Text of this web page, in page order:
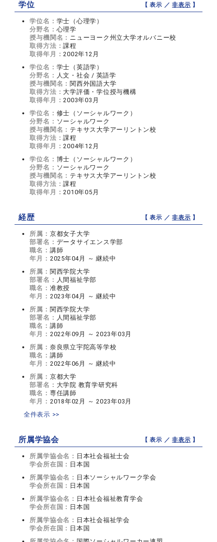
学位 【 表示 ／非表示 】
学位名： 学士（心理学）
分野名： 心理学
授与機関名： ニューヨーク州立大学オルバニー校
取得方法：課程
取得年月：2002年12月
学位名： 学士（英語学）
分野名： 人文・社会 / 英語学
授与機関名： 関西外国語大学
取得方法： 大学評価・学位授与機構
取得年月：2003年03月
学位名： 修士（ソーシャルワーク）
分野名： ソーシャルワーク
授与機関名： テキサス大学アーリントン校
取得方法：課程
取得年月：2004年12月
学位名： 博士（ソーシャルワーク）
分野名： ソーシャルワーク
授与機関名： テキサス大学アーリントン校
取得方法：課程
取得年月：2010年05月
経歴 【 表示 ／非表示 】
所属： 京都女子大学
部署名： データサイエンス学部
職名： 講師
年月： 2025年04月 ～ 継続中
所属： 関西学院大学
部署名： 人間福祉学部
職名： 准教授
年月： 2023年04月 ～ 継続中
所属： 関西学院大学
部署名： 人間福祉学部
職名： 講師
年月： 2022年09月 ～ 2023年03月
所属： 奈良県立宇陀高等学校
職名： 講師
年月： 2022年06月 ～ 継続中
所属： 京都大学
部署名： 大学院 教育学研究科
職名： 専任講師
年月： 2018年02月 ～ 2023年03月
全件表示 >>
所属学協会 【 表示 ／非表示 】
所属学協会名： 日本社会福祉士会
学会所在国： 日本国
所属学協会名： 日本ソーシャルワーク学会
学会所在国： 日本国
所属学協会名： 日本社会福祉教育学会
学会所在国： 日本国
所属学協会名： 日本社会福祉学会
学会所在国： 日本国